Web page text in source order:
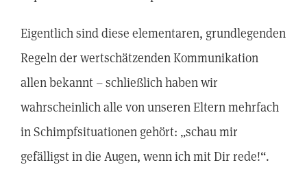
Eigentlich sind diese elementaren, grundlegenden
Regeln der wertschätzenden Kommunikation
allen bekannt – schließlich haben wir
wahrscheinlich alle von unseren Eltern mehrfach
in Schimpfsituationen gehört: „schau mir
gefälligst in die Augen, wenn ich mit Dir rede!“.